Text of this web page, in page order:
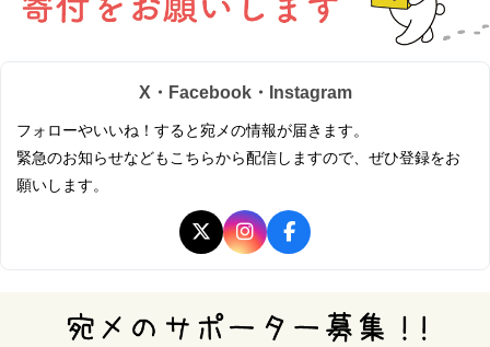
X・Facebook・Instagram
フォローやいいね！すると宛メの情報が届きます。
緊急のお知らせなどもこちらから配信しますので、ぜひ登録をお
願いします。